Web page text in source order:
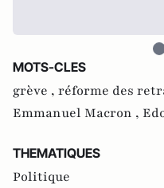
MOTS-CLES
grève , réforme des
Emmanuel Macron ,
THEMATIQUES
Politique